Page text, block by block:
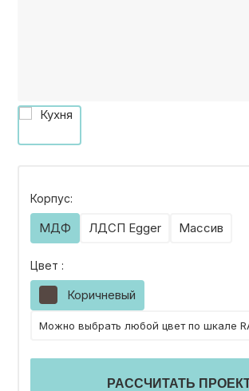
Корпус:
МДФ ЛДСП Egger Массив
Цвет :
Коричневый
Можно выбрать любой цвет по шкале
РАССЧИТАТЬ
НАШЕ ПРОИЗВОДСТВО
ГАРАНТИИ
ОТЗЫВЫ